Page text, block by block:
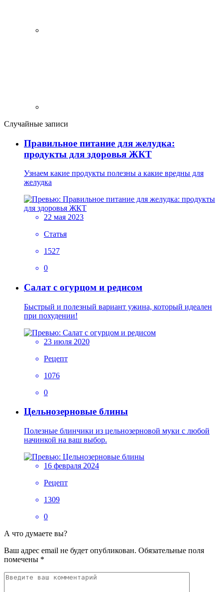
Случайные записи
Правильное питание для желудка:
продукты для здоровья ЖКТ
Узнаем какие продукты полезны а какие вредны для
желудка
22 мая 2023
Статья
1527
0
Салат с огурцом и редисом
Быстрый и полезный вариант ужина, который идеален
при похудении!
23 июля 2020
Рецепт
1076
0
Цельнозерновые блины
Полезные блинчики из цельнозерновой муки с любой
начинкой на ваш выбор.
16 февраля 2024
Рецепт
1309
0
А что думаете вы?
Ваш адрес email не будет опубликован. Обязательные поля
помечены *